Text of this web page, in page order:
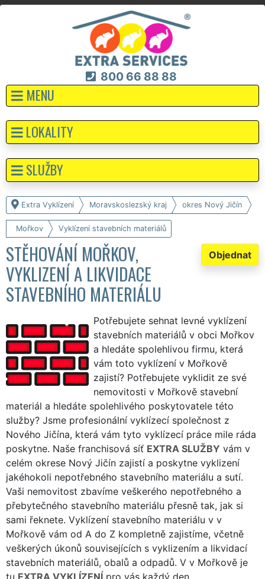
800 66 88 88
MENU
Extra Vyklízení Moravskoslezský kraj okres Nový Jičín
Mořkov Vyklízení stavebních materiálů
Objednat
STĚHOVÁNÍ MOŘKOV,
VYKLIZENÍ A LIKVIDACE
STAVEBNÍHO MATERIÁLU
Potřebujete sehnat levné vyklízení
stavebních materiálů v obci Mořkov
a hledáte spolehlivou firmu, která
vám toto vyklízení v Mořkově
zajistí? Potřebujete vyklidit ze své
nemovitosti v Mořkově stavební
materiál a hledáte spolehlivého poskytovatele této
služby? Jsme profesionální vyklízecí společnost z
Nového Jičína, která vám tyto vyklízecí práce mile ráda
poskytne. Naše franchisová síť EXTRA SLUŽBY vám v
celém okrese Nový Jičín zajistí a poskytne vyklizení
jakéhokoli nepotřebného stavebního materiálu a sutí.
Vaši nemovitost zbavíme veškerého nepotřebného a
přebytečného stavebního materiálu přesně tak, jak si
sami řeknete. Vyklízení stavebního materiálu v v
Mořkově vám od A do Z kompletně zajistíme, včetně
veškerých úkonů souvisejících s vyklizením a likvidací
stavebních materiálů, obalů a odpadů. V v Mořkově je
tu EXTRA VYKLÍZENÍ pro vás každý den.
LOKALITY
SLUŽBY